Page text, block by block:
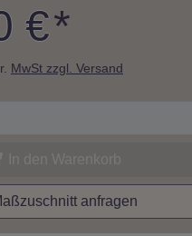
€*
MwSt zzgl. Versand
anfragen